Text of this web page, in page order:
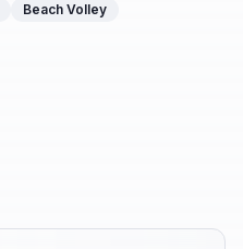
Beach Volley